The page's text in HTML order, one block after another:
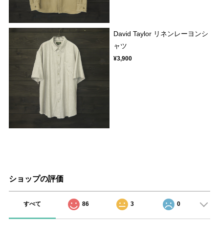
David Taylor リネンレーヨンシ
ャツ
¥3,900
ショップの評価
すべて 86 3 0